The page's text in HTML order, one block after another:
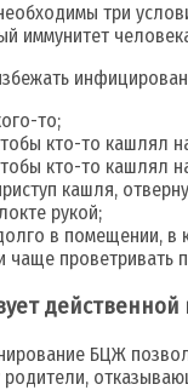
три
иммунитет
то;
кто-то кашлял
кто-то кашлял
кашля,
рукой;
в помещении, в
чаще проветривать
действенной
БЦЖ
родители,